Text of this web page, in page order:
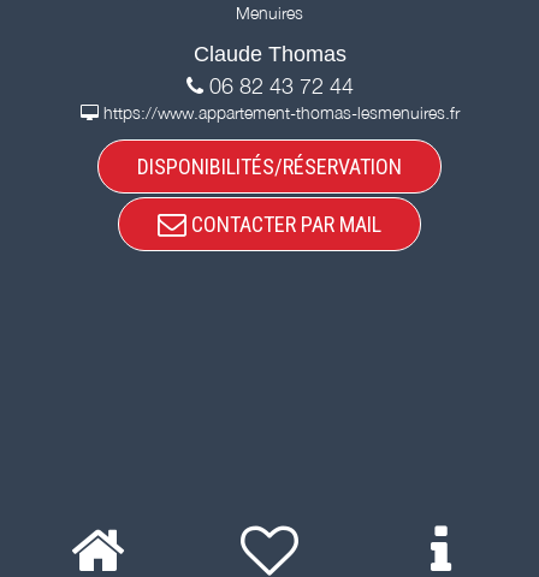
Menuires
Claude Thomas
06 82 43 72 44
https://www.appartement-thomas-lesmenuires.fr
DISPONIBILITÉS/RÉSERVATION
CONTACTER PAR MAIL